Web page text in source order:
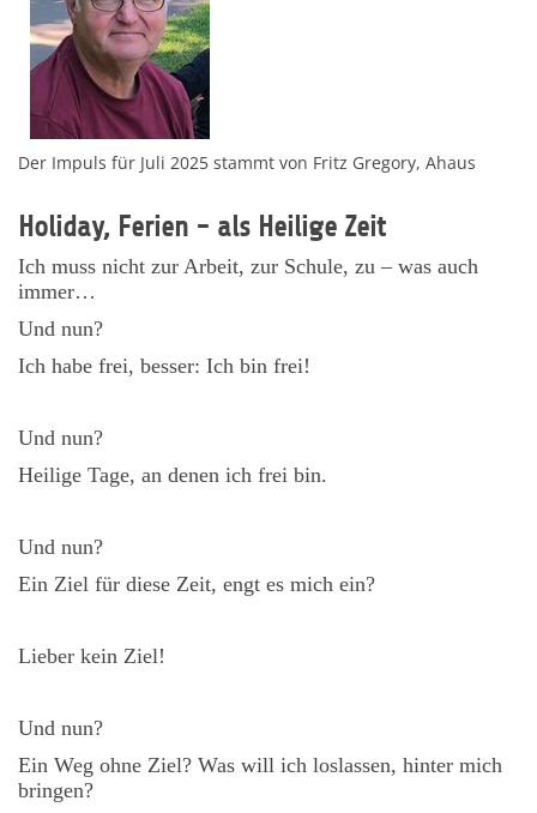
Der Impuls für Juli 2025 stammt von Fritz Gregory, Ahaus
Holiday, Ferien - als Heilige Zeit
Ich muss nicht zur Arbeit, zur Schule, zu – was auch
immer…
Und nun?
Ich habe frei, besser: Ich bin frei!
Und nun?
Heilige Tage, an denen ich frei bin.
Und nun?
Ein Ziel für diese Zeit, engt es mich ein?
Lieber kein Ziel!
Und nun?
Ein Weg ohne Ziel? Was will ich loslassen, hinter mich
bringen?